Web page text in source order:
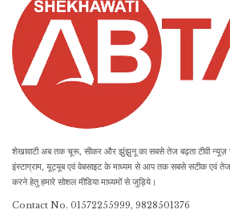
शेखावाटी अब तक चूरू, सीकर और झुंझुनू का सबसे तेज बढ़ता टीवी न्यूज़
इंस्टाग्राम, यूट्यूब एवं वेबसाइट के माध्यम से आप तक सबसे सटीक एवं
करने हेतु हमारे सोशल मीडिया माध्यमों से जुड़िये।
Contact No. 01572255999, 9828501376